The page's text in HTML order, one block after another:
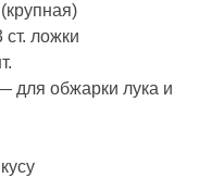
ложки
для обжарки лука и